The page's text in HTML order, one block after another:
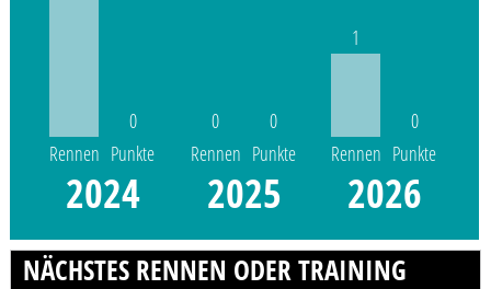
Rennen
0
Punkte
2024
0
Rennen
0
Punkte
2025
1
Rennen
0
Punkte
2026
NÄCHSTES RENNEN ODER TRAINING